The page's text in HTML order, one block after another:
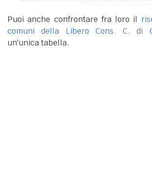
Puoi anche confrontare fra loro il
comuni della Libero Cons. C. di
un'unica tabella.